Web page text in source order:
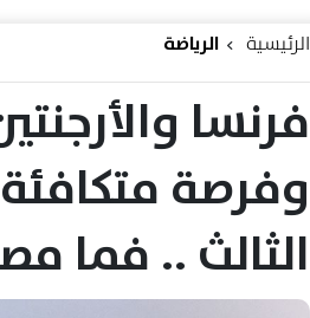
الرئيسية الرياضة
فرنسا
وفرصة
الثالث .. فما